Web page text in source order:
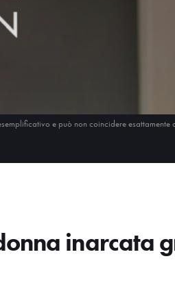
e può non coincidere
inarcata